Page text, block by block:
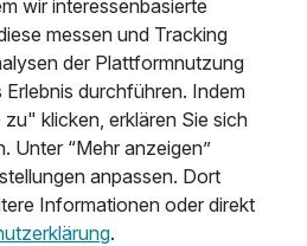
Tagungs- und
bis zu 1.000 Personen, die den
Tagung oder Feierlichkeit
in unserem historischen
oder lassen Sie einen lauen
Biergarten ausklingen. Eine
wir interessenbasierte
messen und Tracking
der Plattformnutzung
durchführen. Indem
klicken, erklären Sie sich
Unter “Mehr anzeigen”
anpassen. Dort
Informationen oder direkt
.